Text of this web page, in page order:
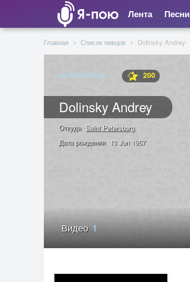
Лента Песни
Главная Список певцов Dolinsky Andrey
ИСПОЛНИТЕЛЬ 200
Dolinsky Andrey
Откуда Saint Petersburg
Дата рождения 13 Jun 1957
Видео1